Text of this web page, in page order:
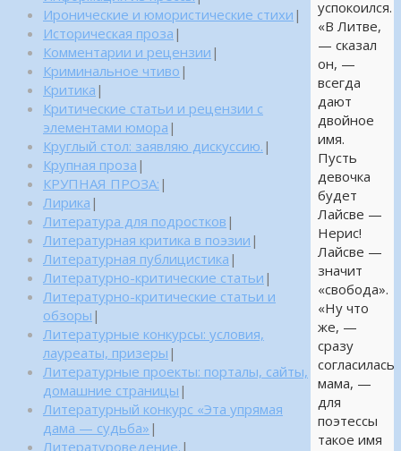
успокоился.
«В Литве,
— сказал
он, —
всегда
дают
двойное
имя.
Пусть
девочка
будет
Лайсве —
Нерис!
Лайсве —
значит
«свобода».
«Ну что
же, —
сразу
согласилась
мама, —
для
поэтессы
такое имя
Иронические и юмористические стихи |
Историческая проза |
Комментарии и рецензии |
Криминальное чтиво |
Критика |
Критические статьи и рецензии с
элементами юмора |
Круглый стол: заявляю дискуссию. |
Крупная проза |
КРУПНАЯ ПРОЗА: |
Лирика |
Литература для подростков |
Литературная критика в поэзии |
Литературная публицистика |
Литературно-критические статьи |
Литературно-критические статьи и
обзоры |
Литературные конкурсы: условия,
лауреаты, призеры |
Литературные проекты: порталы, сайты,
домашние страницы |
Литературный конкурс «Эта упрямая
дама — судьба» |
Литературоведение. |